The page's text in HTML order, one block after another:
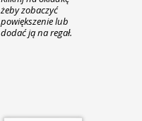
żeby zobaczyć
powiększenie lub
dodać ją na regał.